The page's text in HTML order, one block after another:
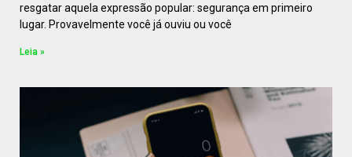
resgatar aquela expressão popular: segurança em primeiro
lugar. Provavelmente você já ouviu ou você
Leia »